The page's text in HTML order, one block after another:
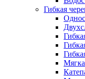
Гибкая